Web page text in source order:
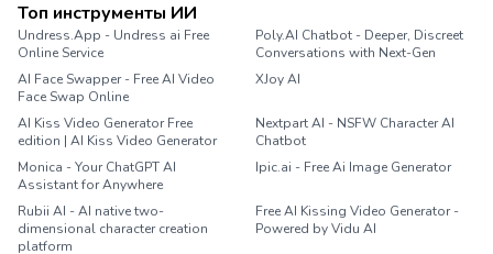
Топ инструменты ИИ
Undress.App - Undress ai Free
Online Service
Poly.AI Chatbot - Deeper, Discreet
Conversations with Next-Gen
AI Face Swapper - Free AI Video
Face Swap Online
XJoy AI
AI Kiss Video Generator Free
edition | AI Kiss Video Generator
Nextpart AI - NSFW Character AI
Chatbot
Monica - Your ChatGPT AI
Assistant for Anywhere
Ipic.ai - Free Ai Image Generator
Rubii AI - AI native two-
dimensional character creation
platform
Free AI Kissing Video Generator -
Powered by Vidu AI